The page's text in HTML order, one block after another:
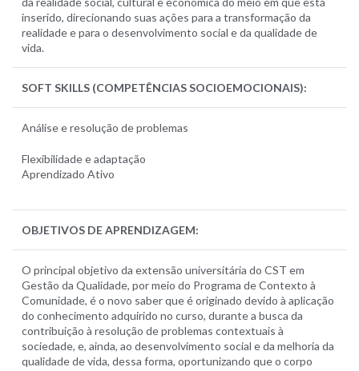
inserido, direcionando suas ações para a transformação da
realidade e para o desenvolvimento social e da qualidade de
vida.
SOFT SKILLS (COMPETÊNCIAS SOCIOEMOCIONAIS):
Análise e resolução de problemas
Flexibilidade e adaptação
Aprendizado Ativo
OBJETIVOS DE APRENDIZAGEM:
O principal objetivo da extensão universitária do CST em
Gestão da Qualidade, por meio do Programa de Contexto à
Comunidade, é o novo saber que é originado devido à aplicação
do conhecimento adquirido no curso, durante a busca da
contribuição à resolução de problemas contextuais à
sociedade, e, ainda, ao desenvolvimento social e da melhoria da
qualidade de vida, dessa forma, oportunizando que o corpo